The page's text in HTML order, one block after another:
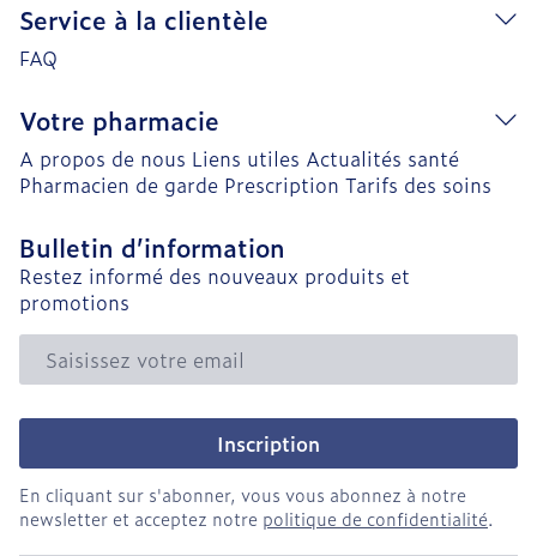
Service à la clientèle
FAQ
Votre pharmacie
A propos de nous Liens utiles Actualités santé
Pharmacien de garde Prescription Tarifs des soins
Bulletin d’information
Restez informé des nouveaux produits et
promotions
Adresse mail
Inscription
En cliquant sur s'abonner, vous vous abonnez à notre
newsletter et acceptez notre politique de confidentialité.